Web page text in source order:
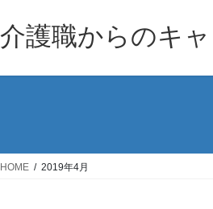
介護職からのキ
HOME 2019年4月